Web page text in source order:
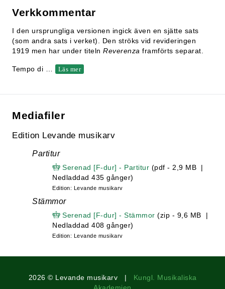
Verkkommentar
I den ursprungliga versionen ingick även en sjätte sats
(som andra sats i verket). Den ströks vid revideringen
1919 men har under titeln Reverenza framförts separat.
Tempo di Läs mer
Mediafiler
Edition Levande musikarv
Partitur
Serenad [F-dur] - Partitur (pdf - 2,9 MB |
Nedladdad 435 gånger)
Edition: Levande musikarv
Stämmor
Serenad [F-dur] - Stämmor (zip - 9,6 MB |
Nedladdad 408 gånger)
Edition: Levande musikarv
2026 © Levande musikarv | Kungl. Musikaliska